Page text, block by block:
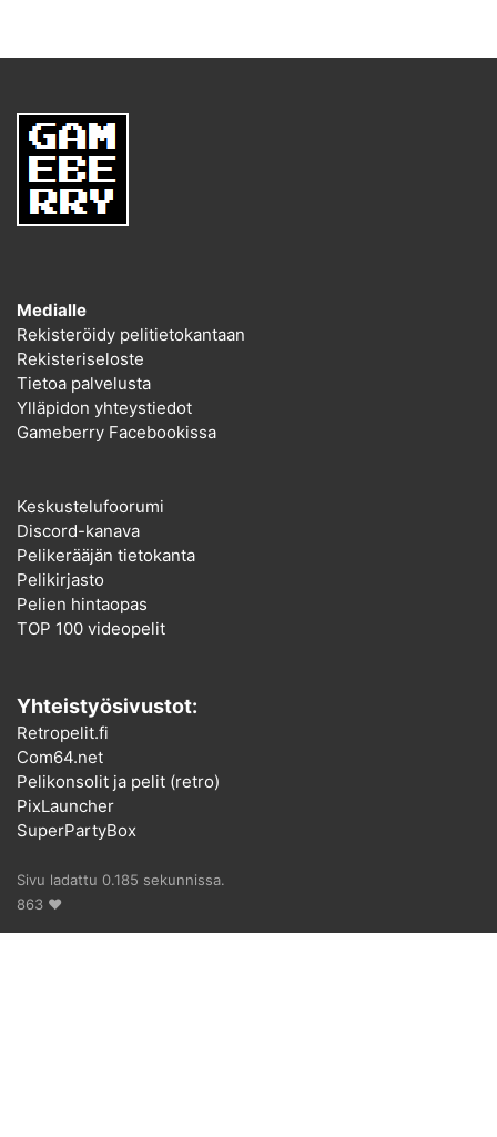
Medialle
Rekisteröidy pelitietokantaan
Rekisteriseloste
Tietoa palvelusta
Ylläpidon yhteystiedot
Gameberry Facebookissa
Keskustelufoorumi
Discord-kanava
Pelikerääjän tietokanta
Pelikirjasto
Pelien hintaopas
TOP 100 videopelit
Yhteistyösivustot:
Retropelit.fi
Com64.net
Pelikonsolit ja pelit (retro)
PixLauncher
SuperPartyBox
Sivu ladattu 0.185 sekunnissa.
863 ♥